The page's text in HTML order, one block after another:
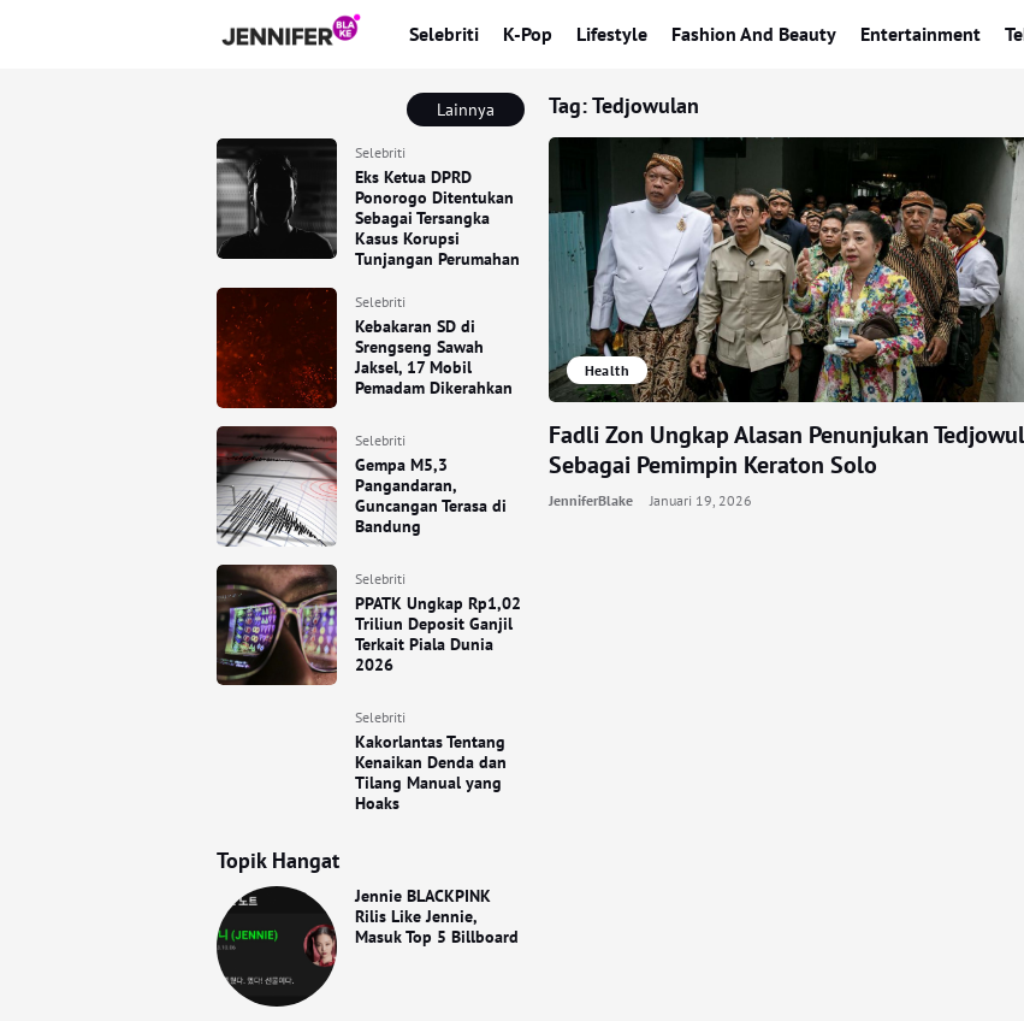
Selebriti K-Pop Lifestyle Fashion And Beauty Entertainment
Lainnya
Selebriti
Eks Ketua DPRD
Ponorogo Ditentukan
Sebagai Tersangka
Kasus Korupsi
Tunjangan Perumahan
Selebriti
Kebakaran SD di
Srengseng Sawah
Jaksel, 17 Mobil
Pemadam Dikerahkan
Selebriti
Gempa M5,3
Pangandaran,
Guncangan Terasa di
Bandung
Selebriti
PPATK Ungkap Rp1,02
Triliun Deposit Ganjil
Terkait Piala Dunia
2026
Selebriti
Kakorlantas Tentang
Kenaikan Denda dan
Tilang Manual yang
Hoaks
Topik Hangat
Jennie BLACKPINK
Rilis Like Jennie,
Masuk Top 5 Billboard
Tag:Tedjowulan
Health
Fadli Zon Ungkap Alasan Penunjukan
Sebagai Pemimpin Keraton Solo
JenniferBlake Januari 19, 2026